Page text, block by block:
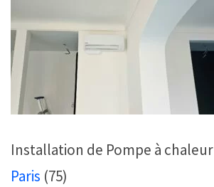
Installation de Pompe à chaleur
Paris (75)